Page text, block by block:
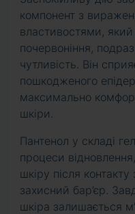
компонент з
властивостями,
почервоніння,
чутливість. Він
пошкодженого
максимально
шкіри.
Пантенол у складі
процеси
шкіру після
захисний бар’єр.
шкіра залишається